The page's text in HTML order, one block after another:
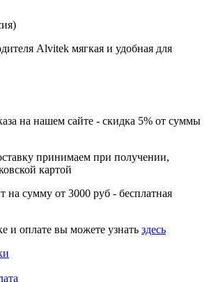
Alvitek мягкая и удобная для
на нашем сайте - скидка 5% от суммы
принимаем при получении,
картой
на сумму от 3000 руб - бесплатная
и оплате вы можете узнать здесь